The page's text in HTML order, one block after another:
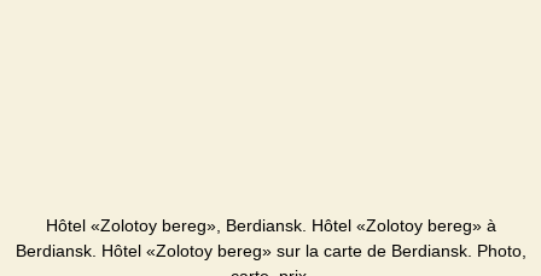
Hôtel «Zolotoy bereg», Berdiansk. Hôtel «Zolotoy bereg» à
Berdiansk. Hôtel «Zolotoy bereg» sur la carte de Berdiansk. Photo,